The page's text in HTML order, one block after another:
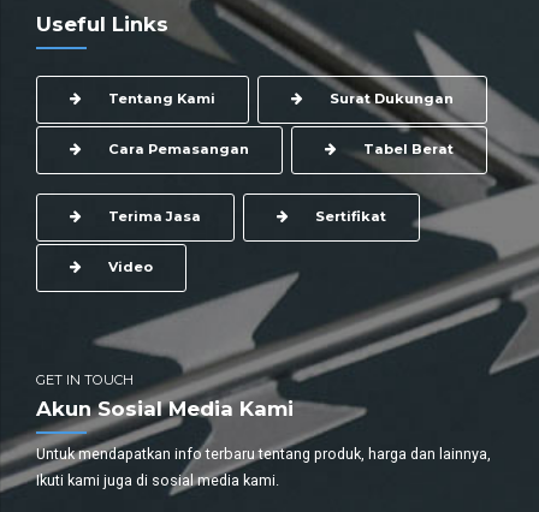
Useful Links
Tentang Kami Surat Dukungan
Cara Pemasangan Tabel Berat
Terima Jasa Sertifikat
Video
GET IN TOUCH
Akun Sosial Media Kami
Untuk mendapatkan info terbaru tentang produk, harga dan lainnya,
Ikuti kami juga di sosial media kami.